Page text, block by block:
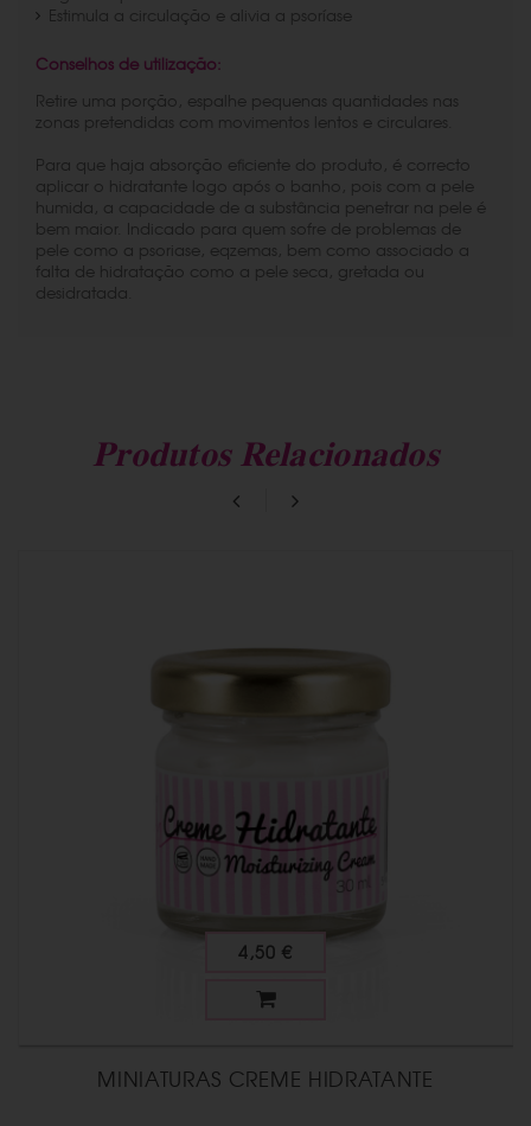
Estimula a circulação e alivia a psoríase
Conselhos de utilização:
Retire uma porção, espalhe pequenas quantidades nas
zonas pretendidas com movimentos lentos e circulares.
Para que haja absorção eficiente do produto, é correcto
aplicar o hidratante logo após o banho, pois com a pele
humida, a capacidade de a substância penetrar na pele é
bem maior. Indicado para quem sofre de problemas de
pele como a psoriase, eqzemas, bem como associado a
falta de hidratação como a pele seca, gretada ou
desidratada.
Produtos Relacionados
4,50 €
MINIATURAS CREME HIDRATANTE